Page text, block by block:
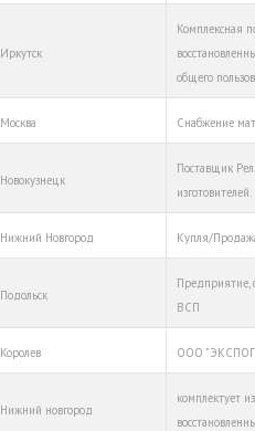
Иркутск
Комплексная
общего
Москва Снабжение
Новокузнецк
Поставщик
изготовителей.
Нижний Новгород Купля/
Подольск
Предприятие,
ВСП
Королев ООО
Нижний новгород
комплектует